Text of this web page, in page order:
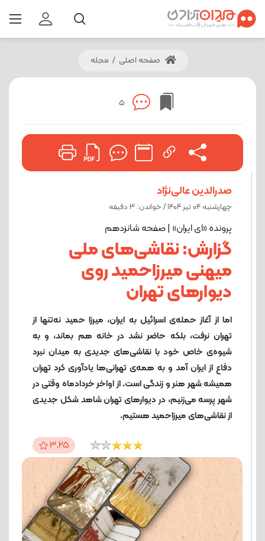
صفحه اصلی / مجله
5
صدرالدین عالی‌نژاد
چهارشنبه 04 تیر 1404 / خواندن: 3 دقیقه
پرونده «ای ایران» | صفحه شانزدهم
گزارش: نقاشی‌های ملی
میهنی میرزاحمید روی
دیوارهای تهران
اما از آغاز حمله‌ی اسرائیل به ایران، میرزا حمید نه‌تنها از
تهران نرفت، بلکه حاضر نشد در خانه هم بماند، و به
شیوه‌ی خاص خود با نقاشی‌های جدیدی به میدان نبرد
دفاع از ایران آمد و به همه‌ی تهرانی‌ها یادآوری کرد تهران
همیشه شهر هنر و زندگی است. از اواخر خردادماه وقتی در
شهر پرسه می‌زنیم، در دیوارهای تهران شاهد شکل جدیدی
از نقاشی‌های میرزاحمید هستیم.
3.25